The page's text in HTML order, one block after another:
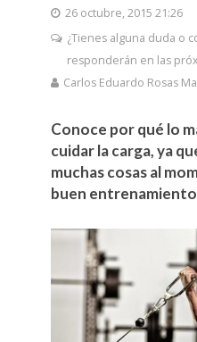
26 octubre, 2015 21:26
¿Tienes alguna duda o
responderán en las
Carlos Eduardo Rosas
Conoce por qué lo
cuidar la carga, ya
muchas cosas al
buen